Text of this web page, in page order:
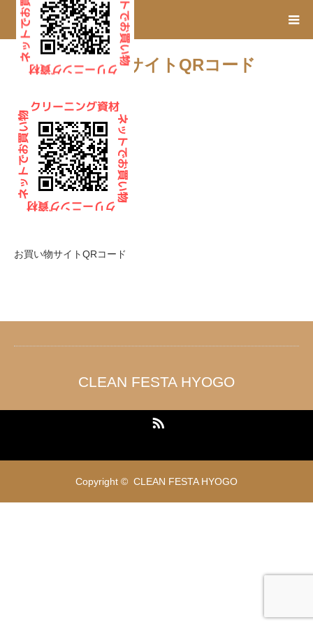
お買い物サイトQRコード
お買い物サイトQRコード
CLEAN FESTA HYOGO
Copyright © CLEAN FESTA HYOGO